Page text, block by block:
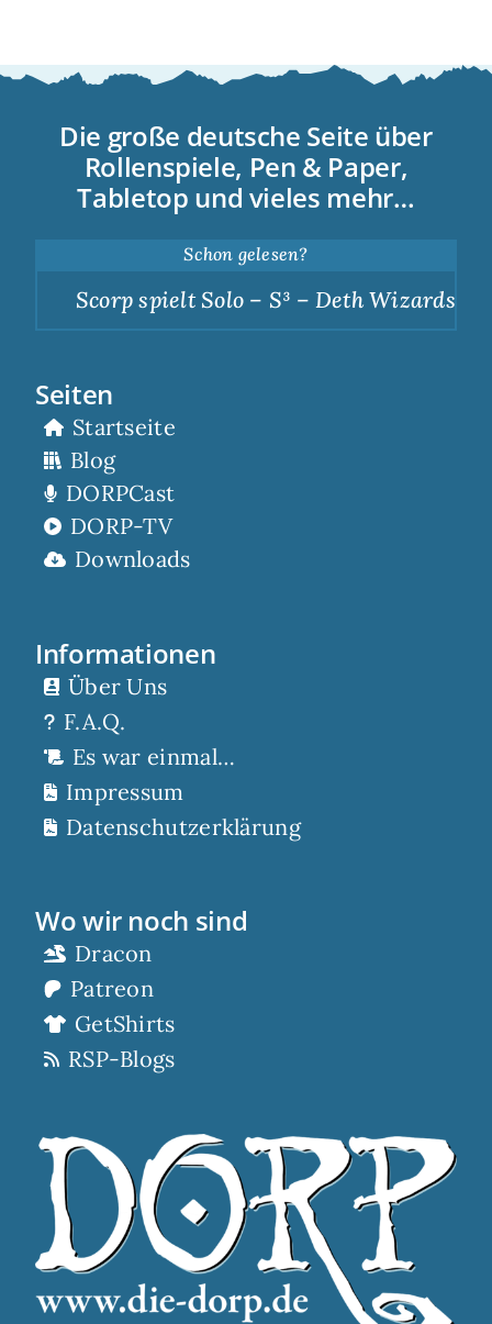
Die große deutsche Seite über
Rollenspiele, Pen & Paper,
Tabletop und vieles mehr…
Schon gelesen?
Scorp spielt Solo – S³ – Deth Wizards –
Seiten
Startseite
Blog
DORPCast
DORP-TV
Downloads
Informationen
Über Uns
F.A.Q.
Es war einmal…
Impressum
Datenschutzerklärung
Wo wir noch sind
Dracon
Patreon
GetShirts
RSP-Blogs